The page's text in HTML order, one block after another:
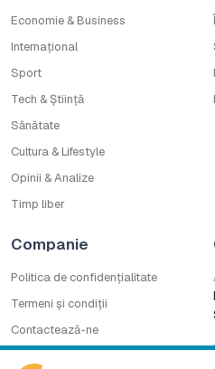
Economie & Business
Internațional
Sport
Tech & Știință
Sănătate
Cultura & Lifestyle
Opinii & Analize
Timp liber
Companie
Politica de confidențialitate
Termeni și condiții
Contactează-ne